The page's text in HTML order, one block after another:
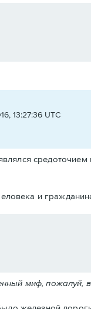
13:27:36 UTC
и
миф,